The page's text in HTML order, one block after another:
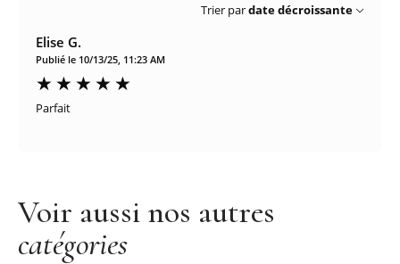
Trier pardate décroissante
Elise G.
Publié le 10/13/25, 11:23 AM
Parfait
Voir aussi nos autres
catégories